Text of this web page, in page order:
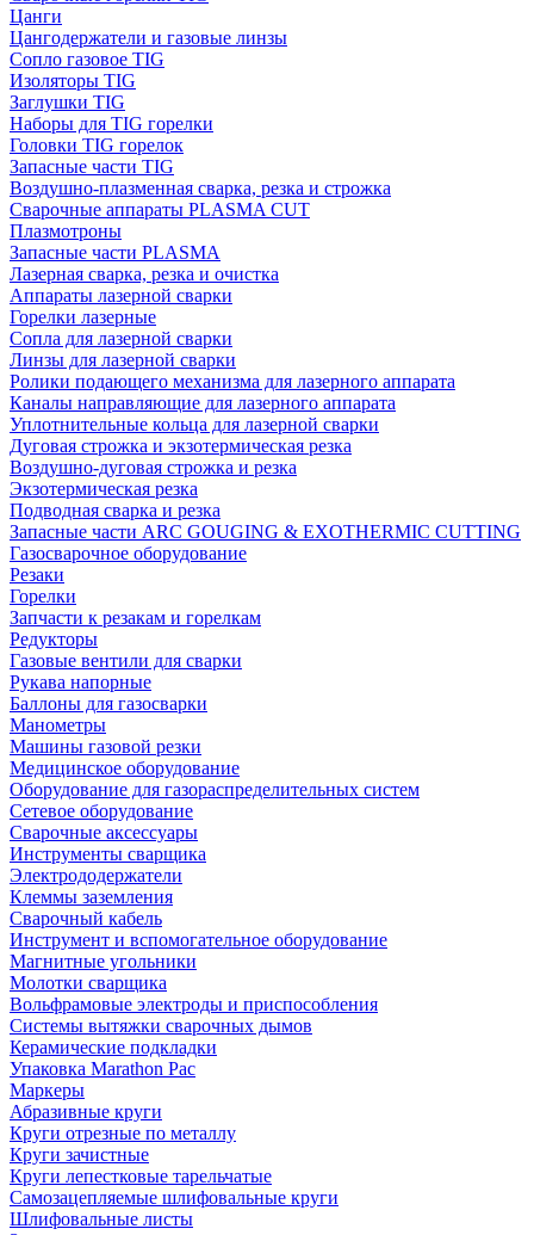
Цанги
Цангодержатели и газовые линзы
Сопло газовое TIG
Изоляторы TIG
Заглушки TIG
Наборы для TIG горелки
Головки TIG горелок
Запасные части TIG
Воздушно-плазменная сварка, резка и строжка
Сварочные аппараты PLASMA CUT
Плазмотроны
Запасные части PLASMA
Лазерная сварка, резка и очистка
Аппараты лазерной сварки
Горелки лазерные
Сопла для лазерной сварки
Линзы для лазерной сварки
Ролики подающего механизма для лазерного аппарата
Каналы направляющие для лазерного аппарата
Уплотнительные кольца для лазерной сварки
Дуговая строжка и экзотермическая резка
Воздушно-дуговая строжка и резка
Экзотермическая резка
Подводная сварка и резка
Запасные части ARC GOUGING & EXOTHERMIC CUTTING
Газосварочное оборудование
Резаки
Горелки
Запчасти к резакам и горелкам
Редукторы
Газовые вентили для сварки
Рукава напорные
Баллоны для газосварки
Манометры
Машины газовой резки
Медицинское оборудование
Оборудование для газораспределительных систем
Сетевое оборудование
Сварочные аксессуары
Инструменты сварщика
Электрододержатели
Клеммы заземления
Сварочный кабель
Инструмент и вспомогательное оборудование
Магнитные угольники
Молотки сварщика
Вольфрамовые электроды и приспособления
Системы вытяжки сварочных дымов
Керамические подкладки
Упаковка Marathon Pac
Маркеры
Абразивные круги
Круги отрезные по металлу
Круги зачистные
Круги лепестковые тарельчатые
Самозацепляемые шлифовальные круги
Шлифовальные листы